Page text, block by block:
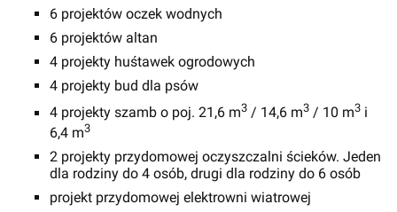
6 projektów oczek wodnych
6 projektów altan
4 projekty huśtawek ogrodowych
4 projekty bud dla psów
4 projekty szamb o poj. 21,6 m3 / 14,6 m3 / 10 m3 i
6,4 m3
2 projekty przydomowej oczyszczalni ścieków. Jeden
dla rodziny do 4 osób, drugi dla rodziny do 6 osób
projekt przydomowej elektrowni wiatrowej